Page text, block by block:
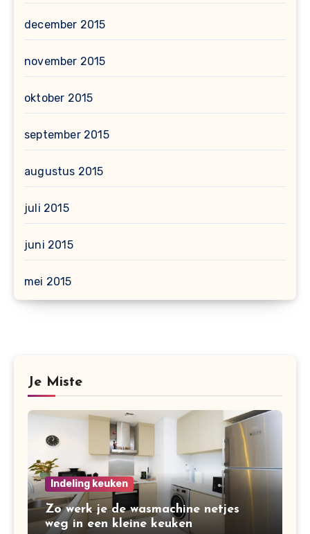
december 2015
november 2015
oktober 2015
september 2015
augustus 2015
juli 2015
juni 2015
mei 2015
Je Miste
Indeling keuken
Zo werk je de wasmachine netjes
weg in een kleine keuken